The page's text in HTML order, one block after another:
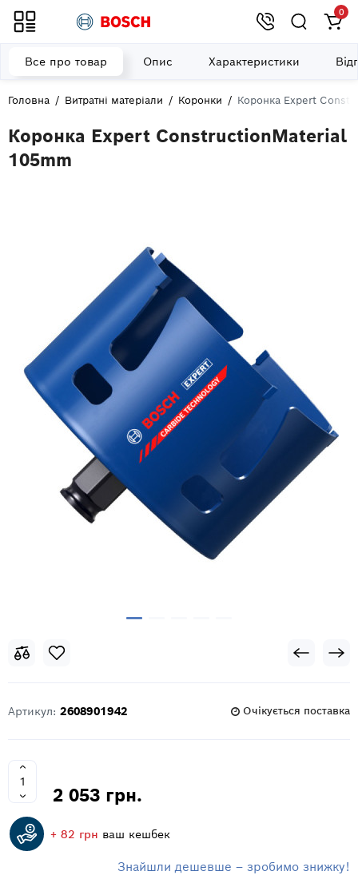
0
Головна Витратні матеріали Коронки Коронка Expert
Коронка Expert ConstructionMaterial
105mm
Все про товар Опис Характеристики
Артикул: 2608901942 Очікується поставка
2 053 грн.
+ 82 грн ваш кешбек
Знайшли дешевше – зробимо знижку!